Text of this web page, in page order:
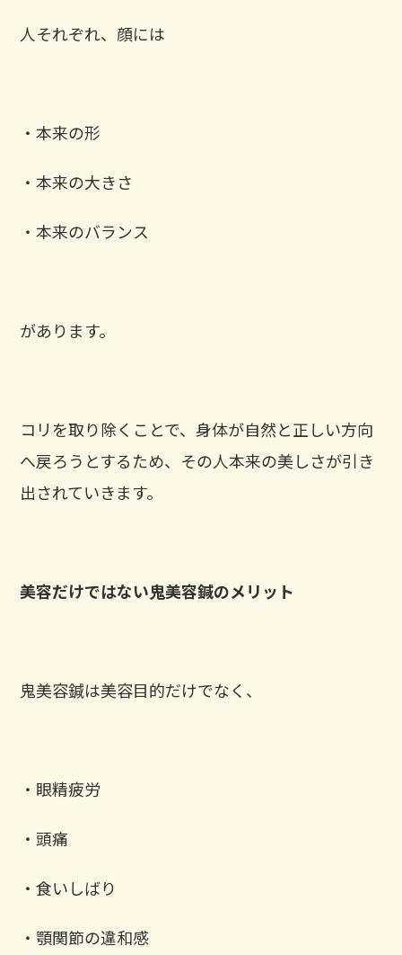
人それぞれ、顔には
・本来の形
・本来の大きさ
・本来のバランス
があります。
コリを取り除くことで、身体が自然と正しい方向
へ戻ろうとするため、その人本来の美しさが引き
出されていきます。
美容だけではない鬼美容鍼のメリット
鬼美容鍼は美容目的だけでなく、
・眼精疲労
・頭痛
・食いしばり
・顎関節の違和感